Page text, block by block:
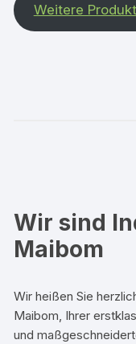
Weitere
Wir sind
Maibom
Wir heißen Sie
Maibom, Ihrer
und